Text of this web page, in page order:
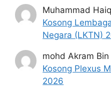
Cara Mohon
Permohonan perlu
rasmi TUDM 2026
https://
Langkah-langkah:
Muhammad
Kosong
Negara (LKTN)
mohd Akram Bin
Kosong Plexus
2026